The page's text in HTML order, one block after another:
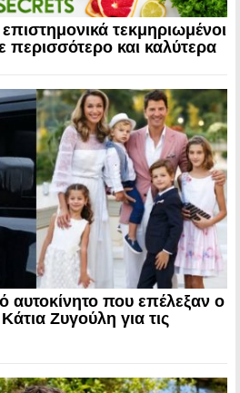
τεκμηριωμένοι
περισσότερο και καλύτερα
αυτοκίνητο που επέλεξαν ο
Ζυγούλη για τις